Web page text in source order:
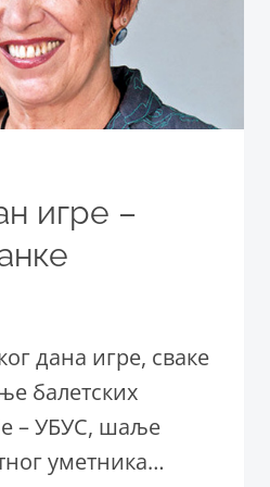
игре –
дана игре, сваке
балетских
– УБУС, шаље
уметника…